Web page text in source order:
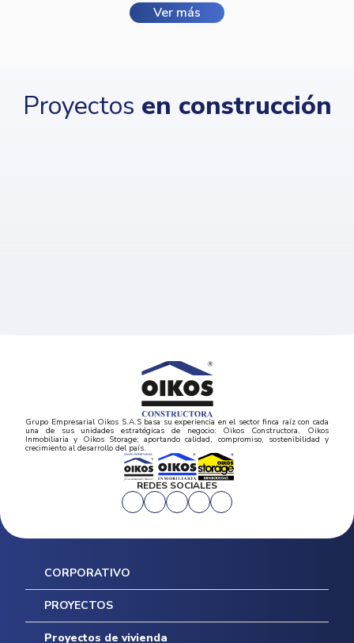
Ver más
Proyectos en construcción
Grupo Empresarial Oikos S.A.S basa su experiencia en el sector finca raíz con cada
una de sus unidades estratégicas de negocio: Oikos Constructora, Oikos
Inmobiliaria y Oikos Storage; aportando calidad, compromiso, sostenibilidad y
crecimiento al desarrollo del país.
REDES SOCIALES
CORPORATIVO
Inicio
Postventas
PROYECTOS
Proyectos de vivienda